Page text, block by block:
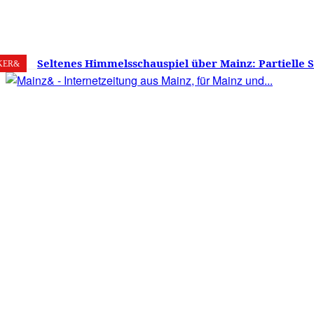
6. August 2026 29 Mainz
Seltenes Himmelsschauspiel über Mainz: Partielle
am 12. August 2026 – Sonne zu etwa 88 Prozent